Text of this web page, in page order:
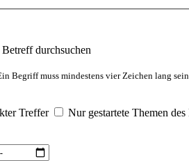
durchsuchen
Begriff muss mindestens vier Zeichen lang
Treffer
Nur gestartete Themen